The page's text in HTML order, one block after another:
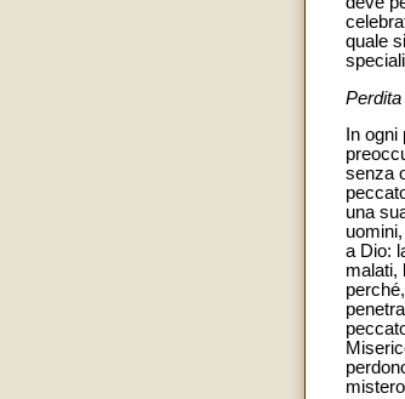
quale
In
senza
una
a Dio:
malati,